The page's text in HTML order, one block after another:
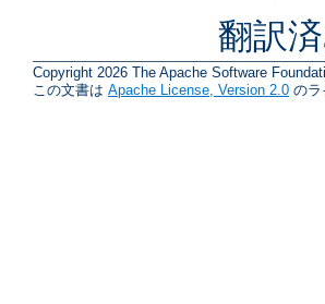
翻訳
Copyright 2026 The Apache Software
この文書は Apache License, Version 2.0 のラ